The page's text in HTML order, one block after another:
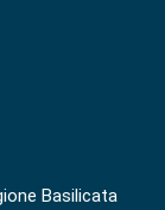
Basilicata